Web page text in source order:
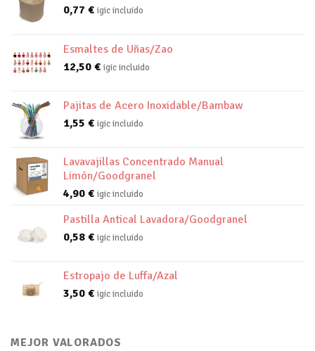
0,77 € igic incluido
Esmaltes de Uñas/Zao
12,50 € igic incluido
Pajitas de Acero Inoxidable/Bambaw
1,55 € igic incluido
Lavavajillas Concentrado Manual
Limón/Goodgranel
4,90 € igic incluido
Pastilla Antical Lavadora/Goodgranel
0,58 € igic incluido
Estropajo de Luffa/Azal
3,50 € igic incluido
MEJOR VALORADOS